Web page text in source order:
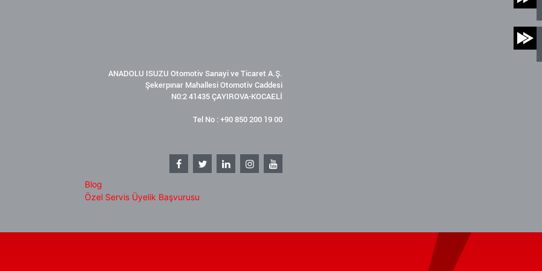
ANADOLU ISUZU Otomotiv Sanayi ve Ticaret A.Ş.
Şekerpınar Mahallesi Otomotiv Caddesi
N0:2 41435 ÇAYIROVA-KOCAELİ
Tel No : +90 850 200 19 00
Blog
Özel Servis Üyelik Başvurusu